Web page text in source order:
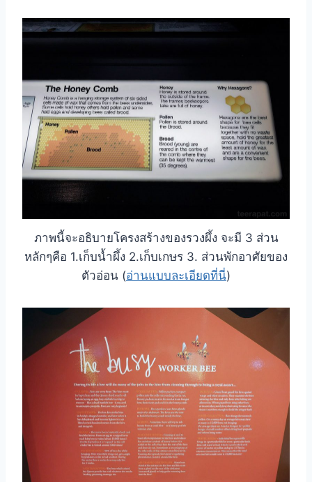
ภาพนี้จะอธิบายโครงสร้างของรวงผึ้ง จะมี 3 ส่วน
หลักๆคือ 1.เก็บน้ำผึ้ง 2.เก็บเกษร 3. ส่วนพักอาศัยของ
ตัวอ่อน (อ่านแบบละเอียดที่นี่)